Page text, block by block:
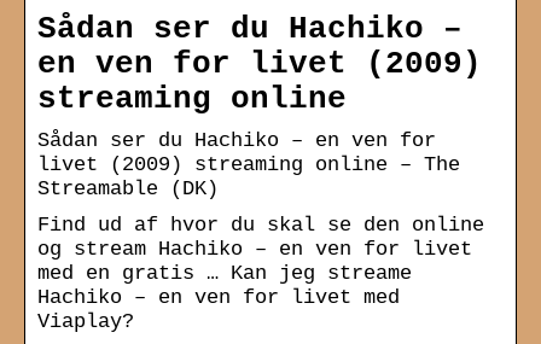
Sådan ser du Hachiko –
en ven for livet (2009)
streaming online
Sådan ser du Hachiko – en ven for
livet (2009) streaming online – The
Streamable (DK)
Find ud af hvor du skal se den online
og stream Hachiko – en ven for livet
med en gratis … Kan jeg streame
Hachiko – en ven for livet med
Viaplay?